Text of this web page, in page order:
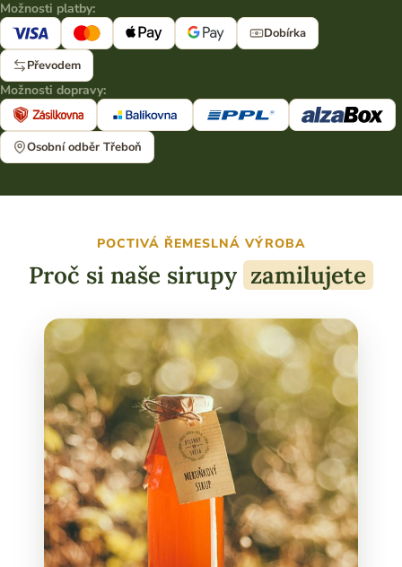
Možnosti platby:
Dobírka
Převodem
Možnosti dopravy:
Osobní odběr Třeboň
POCTIVÁ ŘEMESLNÁ VÝROBA
Proč si naše sirupy zamilujete